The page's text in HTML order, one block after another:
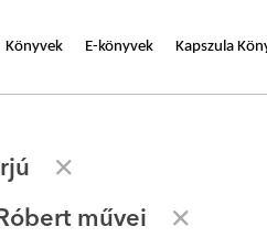
Könyvek E-könyvek Kapszula
művei